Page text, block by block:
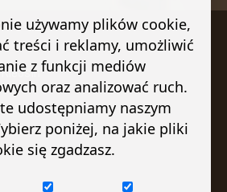
używamy plików cookie,
treści i reklamy, umożliwić
z funkcji mediów
oraz analizować ruch.
udostępniamy naszym
poniżej, na jakie pliki
się zgadzasz.